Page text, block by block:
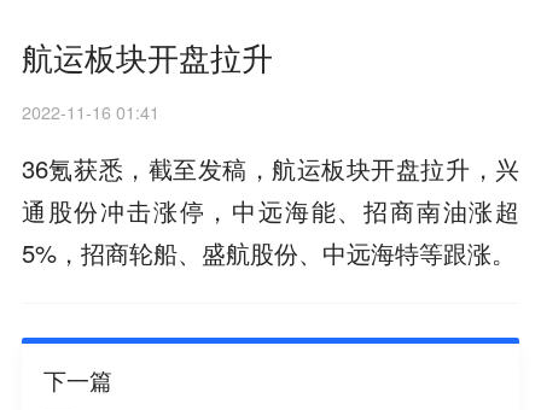
航运板块开盘拉升
2022-11-16 01:41
36氪获悉，截至发稿，航运板块开盘拉升，兴
通股份冲击涨停，中远海能、招商南油涨超
5%，招商轮船、盛航股份、中远海特等跟涨。
下一篇